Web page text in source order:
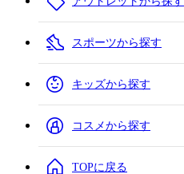
スポーツから探す
キッズから探す
コスメから探す
TOPに戻る